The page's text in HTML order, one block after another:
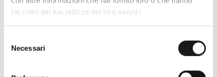
raccolto dal tuo utilizzo dei loro servizi.
delNecessari
l’acquisto un’esperienza formativa e